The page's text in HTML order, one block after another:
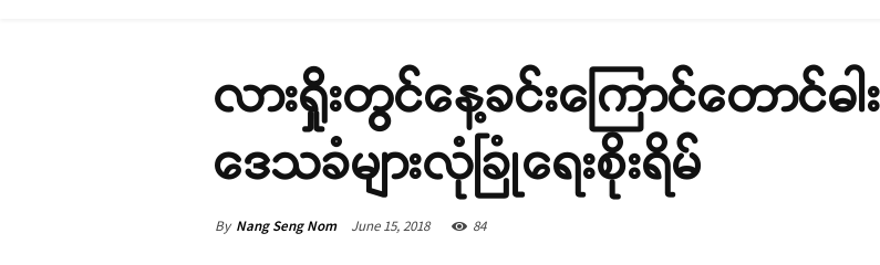
လားရှိုးတွင်နေ့ခင်းကြောင်တောင်ဓါ
ဒေသခံများလုံခြုံရေးစိုးရိမ်
By Nang Seng Nom June 15, 2018 84